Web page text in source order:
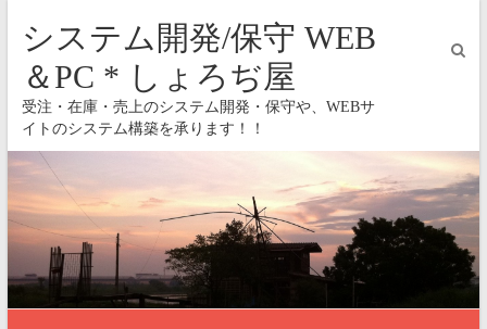
システム開発/保守 WEB
＆PC * しょろぢ屋
受注・在庫・売上のシステム開発・保守や、WEBサ
イトのシステム構築を承ります！！